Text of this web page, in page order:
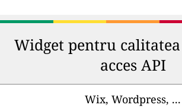
Widget pentru
acces API
Wix, Wordpress, ...